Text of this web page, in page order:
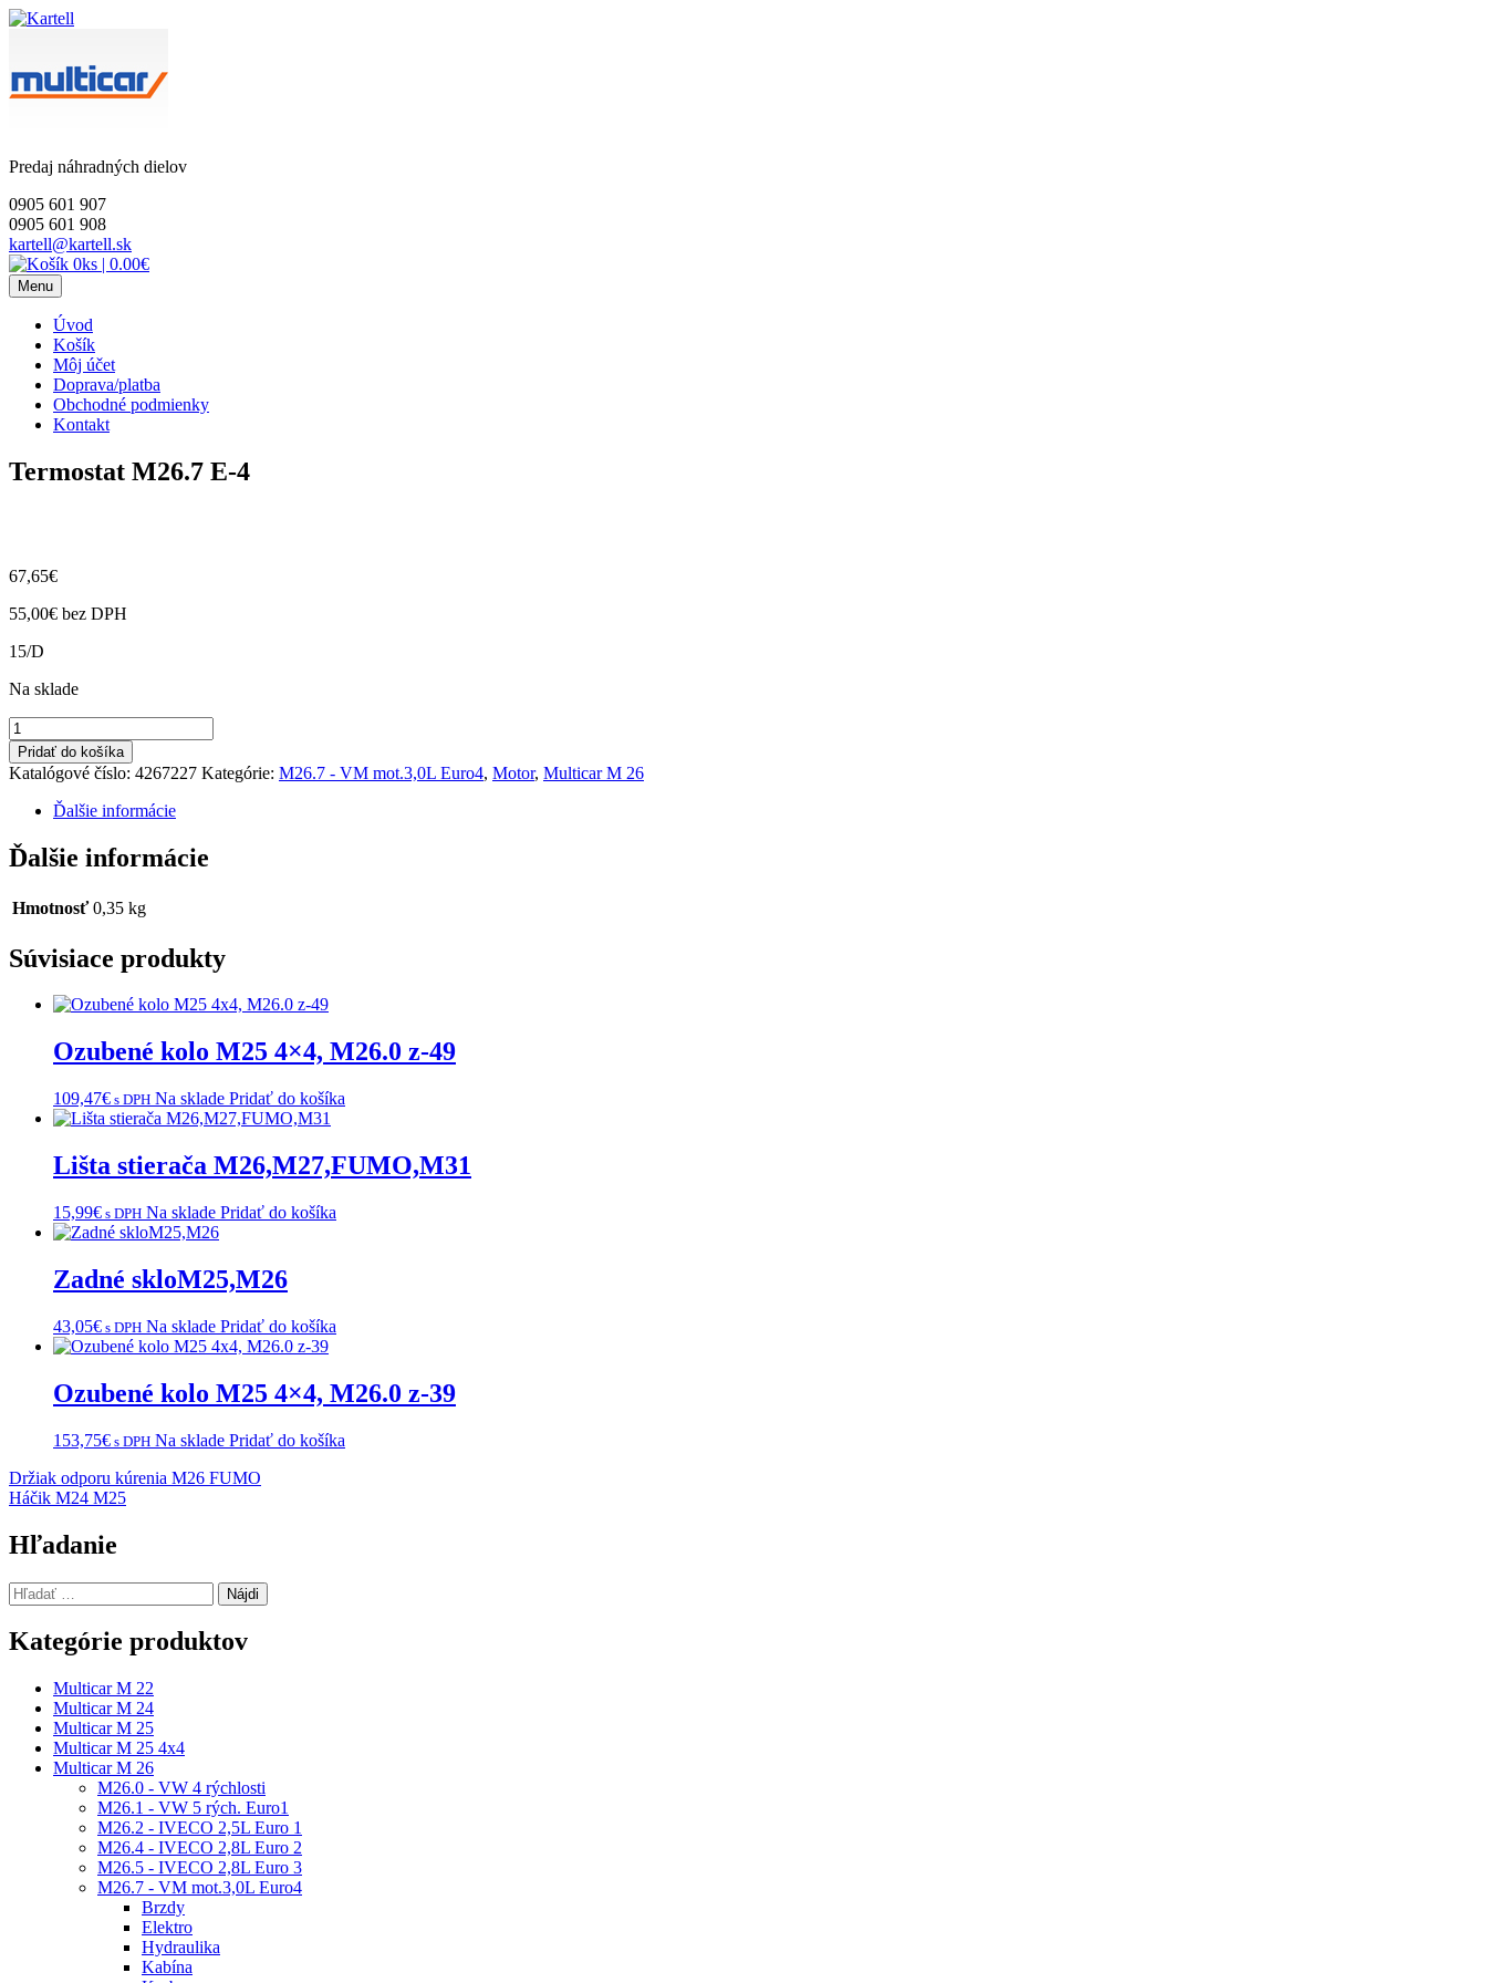
Skip
Predaj náhradných dielov
0905 601 907
0905 601 908
kartell@kartell.sk
0ks | 0.00€
Menu
Úvod
Košík
Môj účet
Doprava/platba
Obchodné podmienky
Kontakt
Termostat M26.7 E-4
67,65€
55,00€ bez DPH
15/D
Na sklade
množstvo
Termostat
M26.7
E-
Pridať do košíka
Katalógové číslo: 4267227 Kategórie: M26.7 - VM mot.3,0L Euro4, Motor, Multicar M 26
Ďalšie informácie
Ďalšie informácie
Hmotnosť 0,35 kg
Súvisiace produkty
Ozubené kolo M25 4×4, M26.0 z-49
109,47€ s DPH Na sklade Pridať do košíka
Lišta stierača M26,M27,FUMO,M31
15,99€ s DPH Na sklade Pridať do košíka
Zadné skloM25,M26
43,05€ s DPH Na sklade Pridať do košíka
Ozubené kolo M25 4×4, M26.0 z-39
153,75€ s DPH Na sklade Pridať do košíka
Navigácia
v
článku
Držiak odporu kúrenia M26 FUMO
Háčik M24 M25
Hľadanie
Hľadať:
Kategórie produktov
Multicar M 22
Multicar M 24
Multicar M 25
Multicar M 25 4x4
Multicar M 26
M26.0 - VW 4 rýchlosti
M26.1 - VW 5 rých. Euro1
M26.2 - IVECO 2,5L Euro 1
M26.4 - IVECO 2,8L Euro 2
M26.5 - IVECO 2,8L Euro 3
M26.7 - VM mot.3,0L Euro4
Brzdy
Elektro
Hydraulika
Kabína